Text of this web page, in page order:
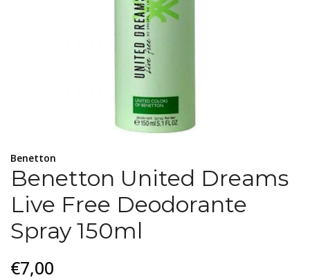
Benetton
Benetton United Dreams
Live Free Deodorante
Spray 150ml
€7,00